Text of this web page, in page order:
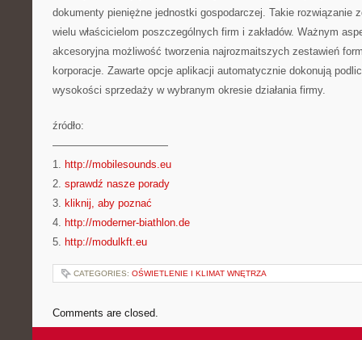
dokumenty pieniężne jednostki gospodarczej. Takie rozwiązanie
wielu właścicielom poszczególnych firm i zakładów. Ważnym
akcesoryjna możliwość tworzenia najrozmaitszych zestawień
korporacje. Zawarte opcje aplikacji automatycznie dokonują
wysokości sprzedaży w wybranym okresie działania firmy.
źródło:
———————————
1. http://mobilesounds.eu
2. sprawdź nasze porady
3. kliknij, aby poznać
4. http://moderner-biathlon.de
5. http://modulkft.eu
CATEGORIES: OŚWIETLENIE I KLIMAT WNĘTRZA
Comments are closed.